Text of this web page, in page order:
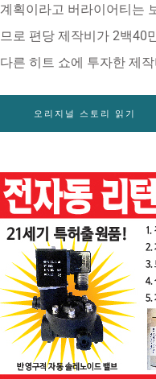
계획이라고 버라이어티는
므로 편당 제작비가 2백40
다른 히트 쇼에 투자한 제
오리지널 스토리 읽기